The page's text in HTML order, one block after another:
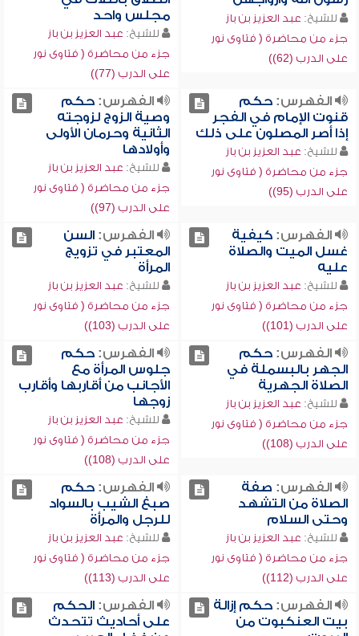
للشيخ: عبد العزيز بن باز
جزء من محاضرة ( فتاوى نور
على الدرب (62))
مجلس واحد
للشيخ: عبد العزيز بن باز
جزء من محاضرة ( فتاوى نور
على الدرب (77))
الفهرس:حكم
قنوت الإمام في الفجر
إذا أصر المصلون على ذلك
للشيخ: عبد العزيز بن باز
جزء من محاضرة ( فتاوى نور
على الدرب (95))
الفهرس:حكم
وصية الزوج لزوجته
الثانية وحرمان الأولى
وأولادها
للشيخ: عبد العزيز بن باز
جزء من محاضرة ( فتاوى نور
على الدرب (97))
الفهرس:كيفية
غسل الميت والصلاة
عليه
للشيخ: عبد العزيز بن باز
جزء من محاضرة ( فتاوى نور
على الدرب (101))
الفهرس:السن
المعتبر في تزويج
المرأة
للشيخ: عبد العزيز بن باز
جزء من محاضرة ( فتاوى نور
على الدرب (103))
الفهرس:حكم
الجهر بالبسملة في
الصلاة الجهرية
للشيخ: عبد العزيز بن باز
جزء من محاضرة ( فتاوى نور
على الدرب (108))
الفهرس:حكم
جلوس المرأة مع
الأجانب من أقاربها وأقارب
زوجها
للشيخ: عبد العزيز بن باز
جزء من محاضرة ( فتاوى نور
على الدرب (108))
الفهرس: صفة
الصلاة من التشهد
وحتى السلام
للشيخ: عبد العزيز بن باز
جزء من محاضرة ( فتاوى نور
على الدرب (112))
الفهرس:حكم
صبغ الشيب بالسواد
للرجل والمرأة
للشيخ: عبد العزيز بن باز
جزء من محاضرة ( فتاوى نور
على الدرب (113))
الفهرس:حكم إزالة
بيت العنكبوت من
الفهرس:الحكم
على أحاديث تتحدث